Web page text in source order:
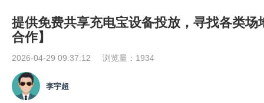
提供免费共享充电宝设备投放，寻找各类
合作】
2026-04-29 09:37:12 浏览量：1934
李宇超